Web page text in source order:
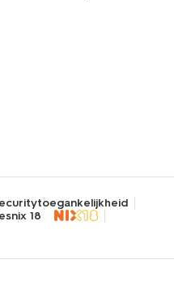
toegankelijkheid
nix 18